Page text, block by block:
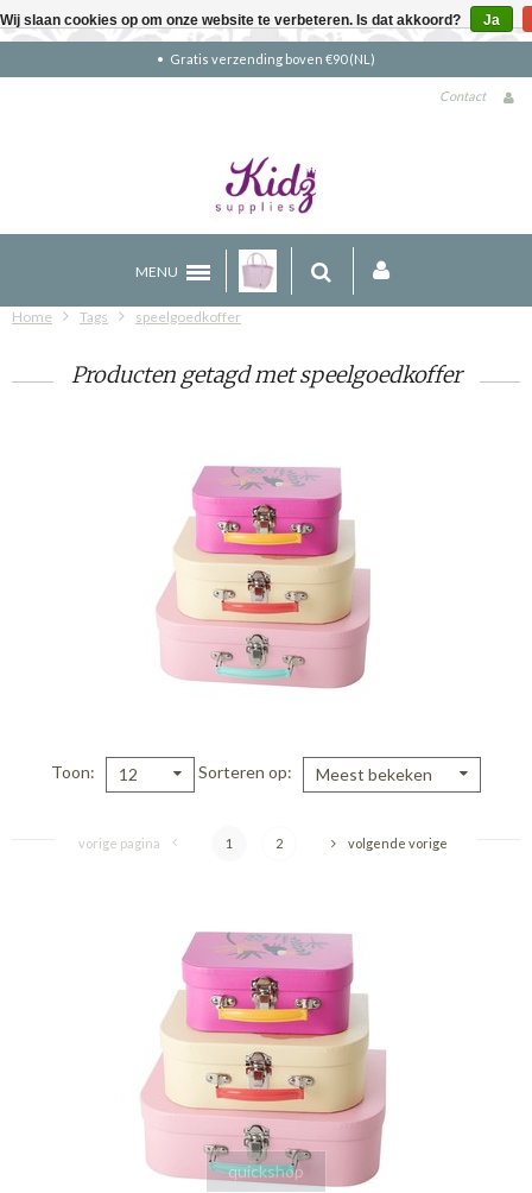
Gratis verzending boven €90 (NL)
Contact
MENU
Home Tags speelgoedkoffer
Producten getagd met speelgoedkoffer
Toon 12 Sorteren op Meest bekeken
vorige pagina 1 2 volgende vorige
quickshop
Wij slaan cookies op om onze website te verbeteren. Is dat akkoord? Ja